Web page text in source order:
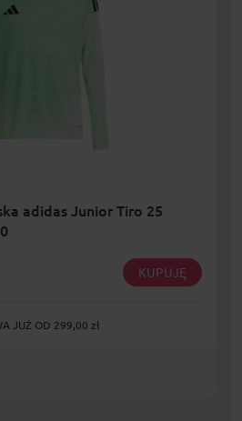
adidas Junior Tiro 25
KUPUJĘ
JUŻ OD 299,00 zł